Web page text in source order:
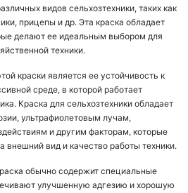
видов сельхозтехники, таких как
прицепы и др. Эта краска обладает
делают ее идеальным выбором для
техники.
краски является ее устойчивость к
среде, в которой работает
Краска для сельхозтехники обладает
ультрафиолетовым лучам,
и другим факторам, которые
внешний вид и качество работы техники.
обычно содержит специальные
улучшенную адгезию и хорошую